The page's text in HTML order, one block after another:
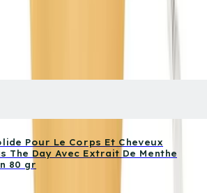
Pour Le Corps Et Cheveux
The Day Avec Extrait De Menthe
80 gr